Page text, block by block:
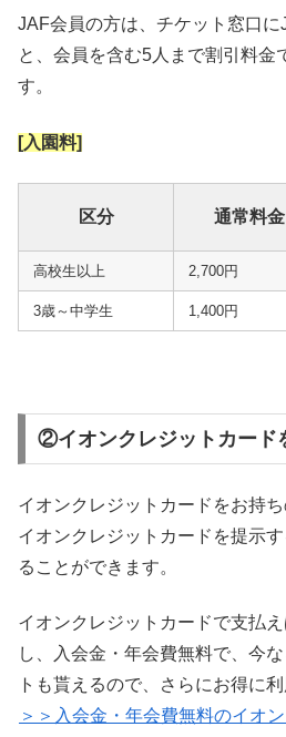
JAF会員の方は、チケット窓口
と、会員を含む5人まで割引料金
す。
[入園料]
区分 通常料金
高校生以上 2,700円
3歳～中学生 1,400円
②イオンクレジットカード
イオンクレジットカードをお持
イオンクレジットカードを提示
ることができます。
イオンクレジットカードで支払
し、入会金・年会費無料で、今
トも貰えるので、さらにお得に利
＞＞入会金・年会費無料のイオ